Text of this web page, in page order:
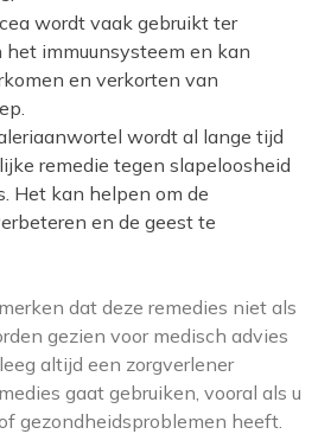
wordt vaak gebruikt ter
immuunsysteem en kan
en verkorten van
wordt al lange tijd
remedie tegen slapeloosheid
Het kan helpen om de
en de geest te
dat deze remedies niet als
gezien voor medisch advies
altijd een zorgverlener
gaat gebruiken, vooral als u
gezondheidsproblemen heeft.